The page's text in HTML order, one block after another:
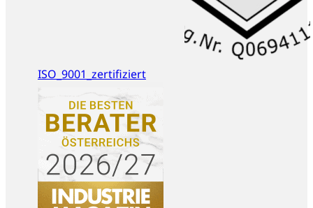
ISO_9001_zertifiziert